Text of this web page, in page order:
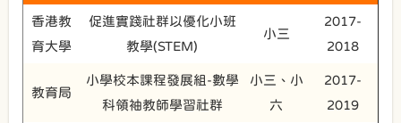
香港教
育大學
促進實踐社群以優化小班
教學(STEM)
小三
2017-
2018
教育局
小學校本課程發展組-數學
科領袖教師學習社群
小三、小
六
2017-
2019